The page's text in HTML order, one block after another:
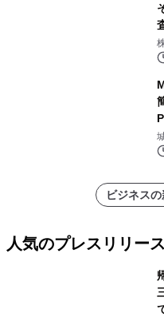
ビジネス
人気のプレスリリース